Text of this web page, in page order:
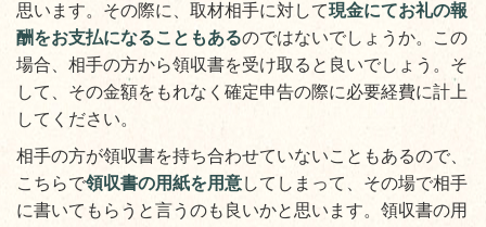
思います。その際に、取材相手に対して現金にてお礼の報
酬をお支払になることもあるのではないでしょうか。この
場合、相手の方から領収書を受け取ると良いでしょう。そ
して、その金額をもれなく確定申告の際に必要経費に計上
してください。
相手の方が領収書を持ち合わせていないこともあるので、
こちらで領収書の用紙を用意してしまって、その場で相手
に書いてもらうと言うのも良いかと思います。領収書の用